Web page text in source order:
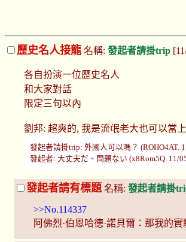
歷史名人接龍 名稱: 發起者請掛trip
各自扮演一位歷史名人
和大家對話
限定三句以內
劉邦: 超爽的, 我是流氓老大也可以當
發起者請掛trip: 外國人可以嗎？ (ROHO4AT.
發起者: 大丈夫だ、問題ない (x8Rom5Q. 11/
發起者請有標題 名稱: 發起者請掛
>>No.114337
阿佛烈·伯恩哈德·諾貝爾：那我的